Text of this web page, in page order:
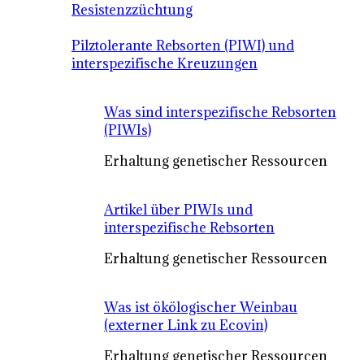
Resistenzzüchtung
Pilztolerante Rebsorten (PIWI) und
interspezifische Kreuzungen
Was sind interspezifische Rebsorten
(PIWIs)
Erhaltung genetischer Ressourcen
Artikel über PIWIs und
interspezifische Rebsorten
Erhaltung genetischer Ressourcen
Was ist ökölogischer Weinbau
(externer Link zu Ecovin)
Erhaltung genetischer Ressourcen